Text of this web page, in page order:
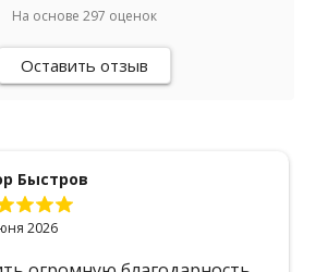
На основе 297 оценок
Оставить отзыв
Быстров
2026